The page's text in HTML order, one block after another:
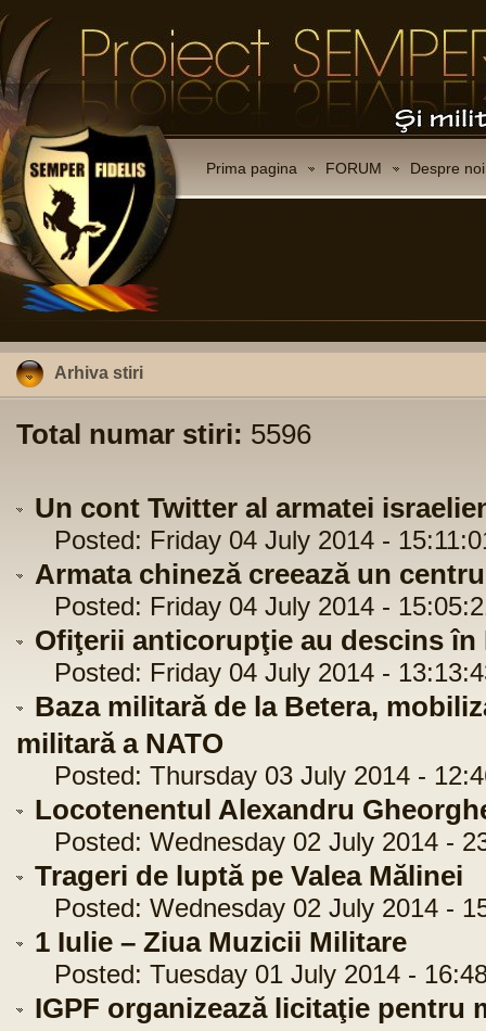
Prima pagina FORUM Despre noi
Arhiva stiri
Total numar stiri: 5596
Un cont Twitter al armatei
Posted: Friday 04 July 2014 -
Armata chineză creează un
Posted: Friday 04 July 2014 -
Ofiţerii anticorupţie au descins în
Posted: Friday 04 July 2014 -
Baza militară de la Betera,
militară a NATO
Posted: Thursday 03 July 2014 -
Locotenentul Alexandru
Posted: Wednesday 02 July 2014 -
Trageri de luptă pe Valea Mălinei
Posted: Wednesday 02 July 2014 -
1 Iulie – Ziua Muzicii Militare
Posted: Tuesday 01 July 2014 -
IGPF organizează licitaţie pentru